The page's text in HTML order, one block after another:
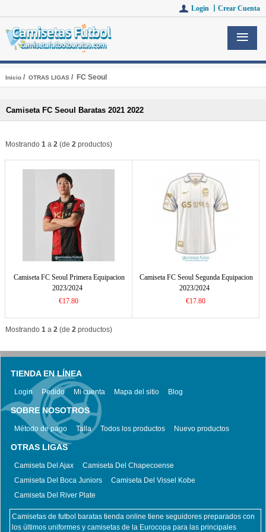
Login 丨 Crear Cuenta
Inicio/ OTRAS LIGAS/ FC Seoul
Camiseta FC Seoul Baratas 2021 2022
Mostrando 1a 2(de 2productos)
Camiseta FC Seoul Primera Equipacion
2023/2024
€17.80
Camiseta FC Seoul Segunda Equipacion
2023/2024
€17.80
Mostrando 1a 2(de 2productos)
TIENDA EN LÍNEA
Login Pedido Mi cuenta Mapa del sitio Blog
SOBRE NOSOTROS
Método de pago Talla Todos los productos Nuevo productos
OTRAS LIGAS
Camiseta Del Ajax
Camiseta Del Chapecoense
Camiseta Del Boca Juniors
Camiseta Del Vissel Kobe
Camiseta Del River Plate
Camisetas de futbol baratas tienda online tiene seguidores preparados con
los últimos uniformes y camisetas de la Eurocopa para las principales